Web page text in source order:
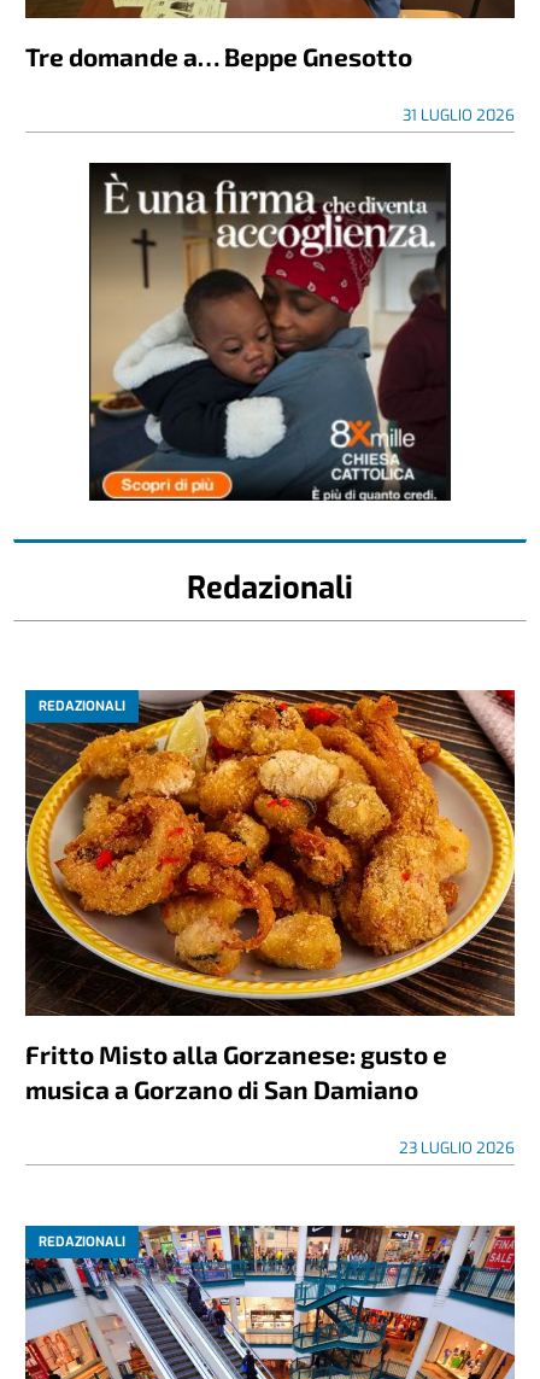
Tre domande a… Beppe Gnesotto
31 LUGLIO 2026
Redazionali
REDAZIONALI
Fritto Misto alla Gorzanese: gusto e
musica a Gorzano di San Damiano
23 LUGLIO 2026
REDAZIONALI